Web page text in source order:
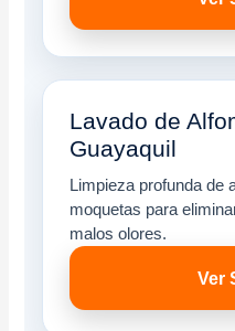
Lavado de
Guayaquil
Limpieza profunda de
moquetas para
malos olores.
Ver